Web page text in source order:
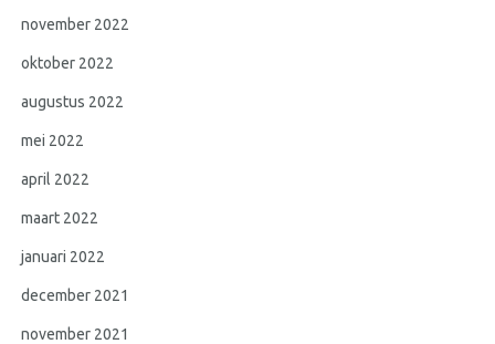
november 2022
oktober 2022
augustus 2022
mei 2022
april 2022
maart 2022
januari 2022
december 2021
november 2021